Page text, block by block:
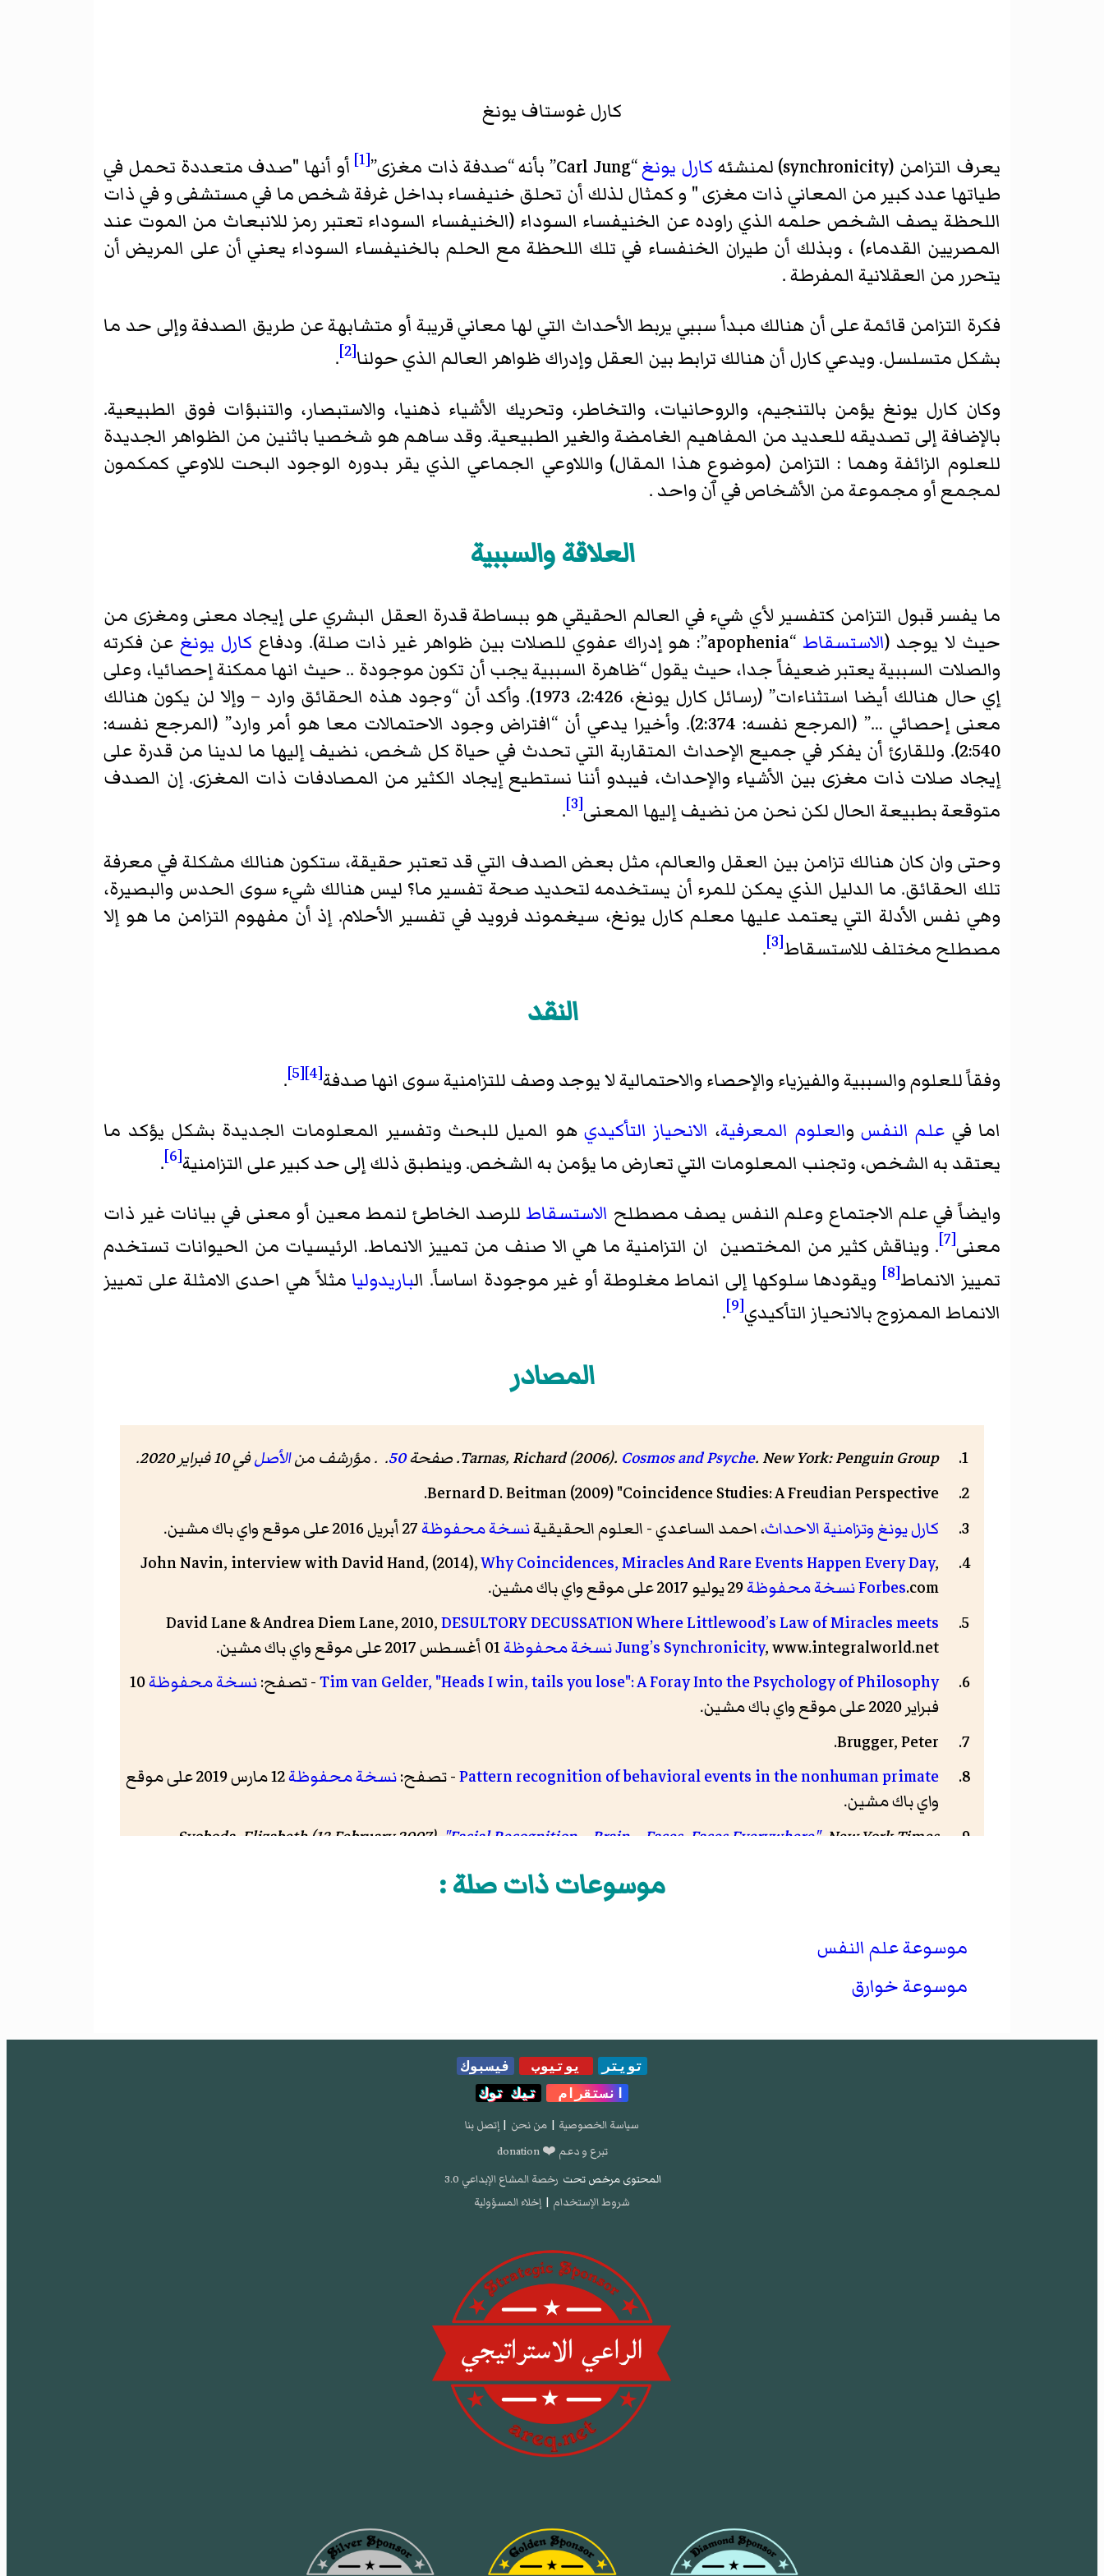
كارل غوستاف يونغ
يعرف التزامن (synchronicity) لمنشئه كارل يونغ“Carl Jung” بأنه “صدفة ذات مغزى” [1]
أو أنها "صدف متعددة تحمل في
طياتها عدد كبير من المعاني ذات مغزى " و كمثال لذلك أن تحلق خنيفساء بداخل غرفة شخص ما في مستشفى و في ذات
اللحظة يصف الشخص حلمه الذي راوده عن الخنيفساء السوداء (الخنيفساء السوداء تعتبر رمز للانبعاث من الموت عند
المصريين القدماء) ، وبذلك أن طيران الخنفساء في تلك اللحظة مع الحلم بالخنيفساء السوداء يعني أن على المريض أن
يتحرر من العقلانية المفرطة .
فكرة التزامن قائمة على أن هنالك مبدأ سببي يربط الأحداث التي لها معاني قريبة أو متشابهة عن طريق الصدفة وإلى حد ما
بشكل متسلسل. ويدعي كارل أن هنالك ترابط بين العقل وإدراك ظواهر العالم الذي حولنا[2]
.
وكان كارل يونغ يؤمن بالتنجيم، والروحانيات، والتخاطر، وتحريك الأشياء ذهنيا، والاستبصار، والتنبؤات فوق الطبيعية.
بالإضافة إلى تصديقه للعديد من المفاهيم الغامضة والغير الطبيعية. وقد ساهم هو شخصيا باثنين من الظواهر الجديدة
للعلوم الزائفة وهما : التزامن (موضوع هذا المقال) واللاوعي الجماعي الذي يقر بدوره الوجود البحت للاوعي كمكمون
لمجمع أو مجموعة من الأشخاص في ٱن واحد .
العلاقة والسببية
ما يفسر قبول التزامن كتفسير لأي شيء في العالم الحقيقي هو ببساطة قدرة العقل البشري على إيجاد معنى ومغزى من
حيث لا يوجد (الاستسقاط “apophenia”: هو إدراك عفوي للصلات بين ظواهر غير ذات صلة). ودفاع كارل يونغ عن فكرته
والصلات السببية يعتبر ضعيفاً جدا، حيث يقول “ظاهرة السببية يجب أن تكون موجودة .. حيث انها ممكنة إحصائيا، وعلى
إي حال هنالك أيضا استثناءات” (رسائل كارل يونغ، 2:426، 1973). وأكد أن “وجود هذه الحقائق وارد – وإلا لن يكون هنالك
معنى إحصائي …” (المرجع نفسه: 2:374). وأخيرا يدعي أن “افتراض وجود الاحتمالات معا هو أمر وارد” (المرجع نفسه:
2:540). وللقارئ أن يفكر في جميع الإحداث المتقاربة التي تحدث في حياة كل شخص، نضيف إليها ما لدينا من قدرة على
إيجاد صلات ذات مغزى بين الأشياء والإحداث، فيبدو أننا نستطيع إيجاد الكثير من المصادفات ذات المغزى. إن الصدف
متوقعة بطبيعة الحال لكن نحن من نضيف إليها المعنى[3]
.
وحتى وان كان هنالك تزامن بين العقل والعالم، مثل بعض الصدف التي قد تعتبر حقيقة، ستكون هنالك مشكلة في معرفة
تلك الحقائق. ما الدليل الذي يمكن للمرء أن يستخدمه لتحديد صحة تفسير ما؟ ليس هنالك شيء سوى الحدس والبصيرة،
وهي نفس الأدلة التي يعتمد عليها معلم كارل يونغ، سيغموند فرويد في تفسير الأحلام. إذ أن مفهوم التزامن ما هو إلا
مصطلح مختلف للاستسقاط[3]
.
النقد
وفقاً للعلوم والسببية والفيزياء والإحصاء والاحتمالية لا يوجد وصف للتزامنية سوى انها صدفة[4]
[5]
.
اما في علم النفس والعلوم المعرفية، الانحياز التأكيدي هو الميل للبحث وتفسير المعلومات الجديدة بشكل يؤكد ما
يعتقد به الشخص، وتجنب المعلومات التي تعارض ما يؤمن به الشخص. وينطبق ذلك إلى حد كبير على التزامنية[6]
.
وايضاً في علم الاجتماع وعلم النفس يصف مصطلح الاستسقاطللرصد الخاطئ لنمط معين أو معنى في بيانات غير ذات
معنى[7] . ويناقش كثير من المختصين ان التزامنية ما هي الا صنف من تمييز الانماط. الرئيسيات من الحيوانات تستخدم
تمييز الانماط[8] ويقودها سلوكها إلى انماط مغلوطة أو غير موجودة اساساً. الباريدوليا مثلاً هي احدى الامثلة على تمييز
الانماط الممزوج بالانحياز التأكيدي[9]
.
المصادر
Tarnas, Richard (2006). Cosmos and Psyche. New York: Penguin Group. صفحة 50. . مؤرشف منالأصلفي 10 فبراير 2020.
Bernard D. Beitman (2009) "Coincidence Studies: A Freudian Perspective.
كارل يونغ وتزامنية الاحداث، احمد الساعدي - العلوم الحقيقيةنسخة محفوظة
John Navin, interview with David Hand, (2014),Why Coincidences, Miracles And Rare Events Happen Every Day,
Forbes.com نسخة محفوظة29 يوليو 2017 على موقع واي باك مشين.
David Lane & Andrea Diem Lane, 2010,DESULTORY DECUSSATION Where Littlewood’s Law of Miracles meets
Jung’s Synchronicity, www.integralworld.net نسخة محفوظة01 أغسطس 2017 على موقع واي باك مشين.
Tim van Gelder, "Heads I win, tails you lose": A Foray Into the Psychology of Philosophy- تصفح:نسخة محفوظة10
فبراير 2020 على موقع واي باك مشين.
Brugger, Peter.
Pattern recognition of behavioral events in the nonhuman primate- تصفح:نسخة محفوظة
12 مارس 2019 على موقع
واي باك مشين.
Svoboda, Elizabeth (13 February 2007)."Facial Recognition – Brain – Faces, Faces Everywhere"
. New York Times.
موسوعات ذات صلة :
موسوعة علم النفس
موسوعة خوارق
تويتر يوتيوب
فيسبوك
انستقرام
تيك توك
سياسة الخصوصية | من نحن | إتصل بنا
تبرع و دعم ❤️ donation
المحتوى مرخص تحت رخصة المشاع الإبداعي 3.0
شروط الإستخدام | إخلاء المسؤولية